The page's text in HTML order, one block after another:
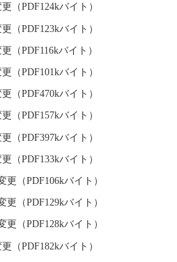
（PDF124kバイト）
（PDF123kバイト）
（PDF116kバイト）
（PDF101kバイト）
（PDF470kバイト）
（PDF157kバイト）
（PDF397kバイト）
（PDF133kバイト）
更（PDF106kバイト）
更（PDF129kバイト）
更（PDF128kバイト）
（PDF182kバイト）